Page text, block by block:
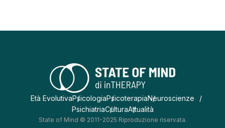
Età EvolutivaPsicologiaPsicoterapiaNeuroscienze
PsichiatriaCulturaAttualità
State of Mind © 2011-2025 Riproduzione riservata.